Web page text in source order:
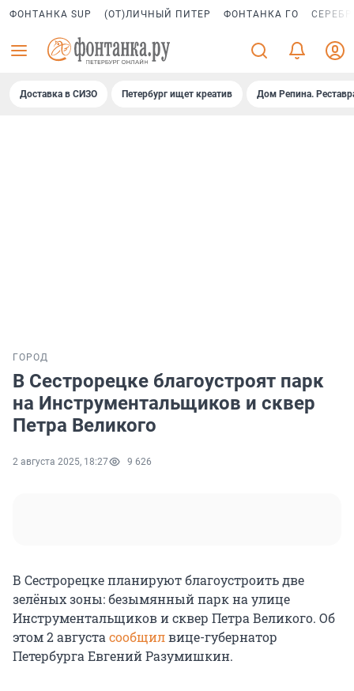
ФОНТАНКА SUP (ОТ)ЛИЧНЫЙ ПИТЕР ФОНТАНКА ГО
Доставка в СИЗО Петербург ищет креатив Дом Репина.
ГОРОД
В Сестрорецке благоустроят парк
на Инструментальщиков и сквер
Петра Великого
2 августа 2025, 18:27 9 626
В Сестрорецке планируют благоустроить две
зелёных зоны: безымянный парк на улице
Инструментальщиков и сквер Петра Великого. Об
этом 2 августа сообщилвице-губернатор
Петербурга Евгений Разумишкин.